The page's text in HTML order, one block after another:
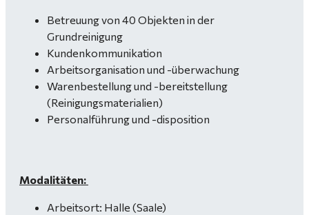
Betreuung von 40 Objekten in der
Grundreinigung
Kundenkommunikation
Arbeitsorganisation und -überwachung
Warenbestellung und -bereitstellung
(Reinigungsmaterialien)
Personalführung und -disposition
Modalitäten:
Arbeitsort: Halle (Saale)